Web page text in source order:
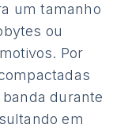
um tamanho
ou
Por
durante
em